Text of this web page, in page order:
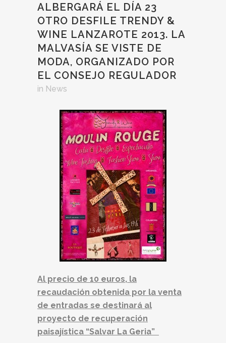
ALBERGARÁ EL DÍA 23
OTRO DESFILE TRENDY &
WINE LANZAROTE 2013. LA
MALVASÍA SE VISTE DE
MODA, ORGANIZADO POR
EL CONSEJO REGULADOR
in News
Al precio de 10 euros, la
recaudación obtenida por la venta
de entradas se destinará al
proyecto de recuperación
paisajística “Salvar La Geria”